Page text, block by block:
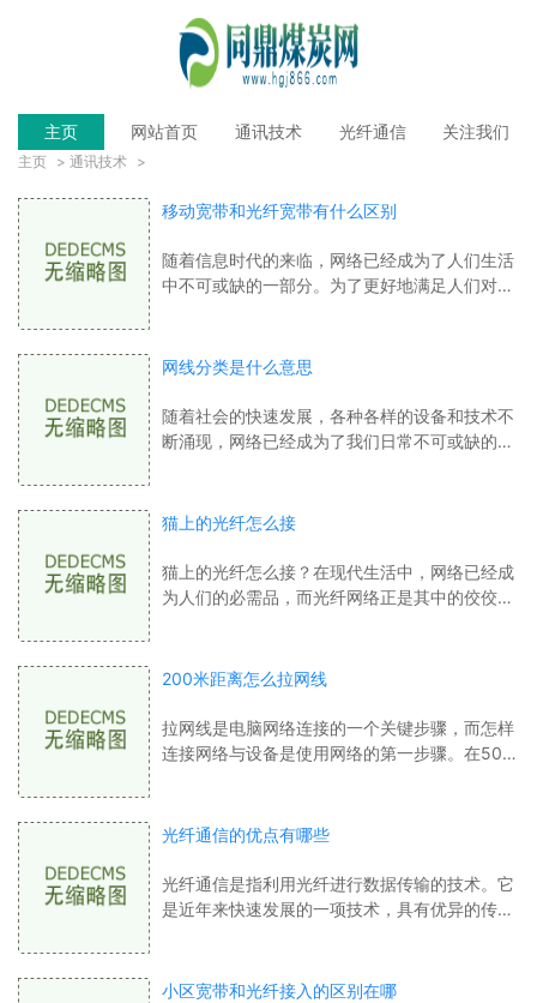
主页 网站首页 通讯技术 光纤通信 关注我们
主页 > 通讯技术 >
移动宽带和光纤宽带有什么区别
随着信息时代的来临，网络已经成为了人们生活
中不可或缺的一部分。为了更好地满足人们对快
网线分类是什么意思
随着社会的快速发展，各种各样的设备和技术不
断涌现，网络已经成为了我们日常不可或缺的一
猫上的光纤怎么接
猫上的光纤怎么接？在现代生活中，网络已经成
为人们的必需品，而光纤网络正是其中的佼佼
200米距离怎么拉网线
拉网线是电脑网络连接的一个关键步骤，而怎样
连接网络与设备是使用网络的第一步骤。在500
光纤通信的优点有哪些
光纤通信是指利用光纤进行数据传输的技术。它
是近年来快速发展的一项技术，具有优异的传输
小区宽带和光纤接入的区别在哪